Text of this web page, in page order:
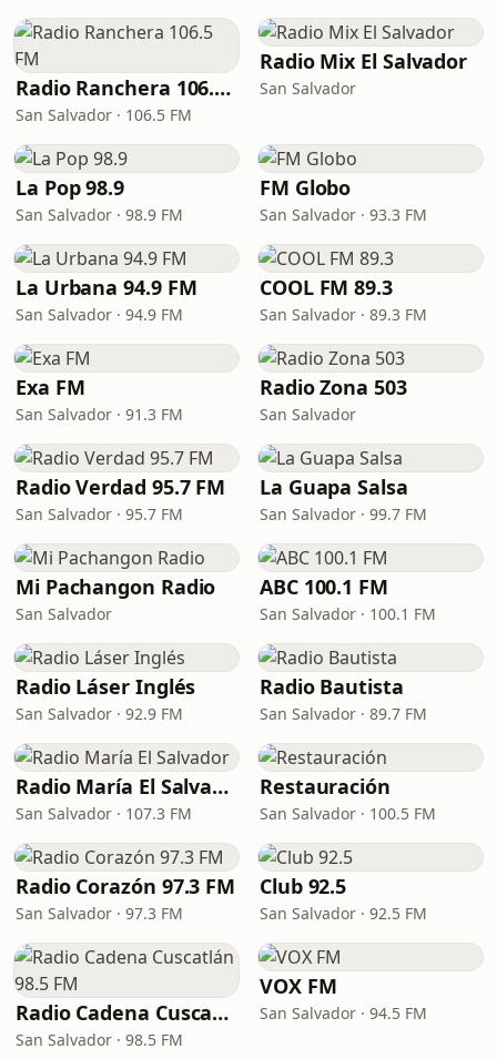
Radio Ranchera 106.5 FM
San Salvador · 106.5 FM
Radio Mix El Salvador
San Salvador
La Pop 98.9
San Salvador · 98.9 FM
FM Globo
San Salvador · 93.3 FM
La Urbana 94.9 FM
San Salvador · 94.9 FM
COOL FM 89.3
San Salvador · 89.3 FM
Exa FM
San Salvador · 91.3 FM
Radio Zona 503
San Salvador
Radio Verdad 95.7 FM
San Salvador · 95.7 FM
La Guapa Salsa
San Salvador · 99.7 FM
Mi Pachangon Radio
San Salvador
ABC 100.1 FM
San Salvador · 100.1 FM
Radio Láser Inglés
San Salvador · 92.9 FM
Radio Bautista
San Salvador · 89.7 FM
Radio María El Salvador
San Salvador · 107.3 FM
Restauración
San Salvador · 100.5 FM
Radio Corazón 97.3 FM
San Salvador · 97.3 FM
Club 92.5
San Salvador · 92.5 FM
Radio Cadena Cuscatlán 98.5 FM
San Salvador · 98.5 FM
VOX FM
San Salvador · 94.5 FM